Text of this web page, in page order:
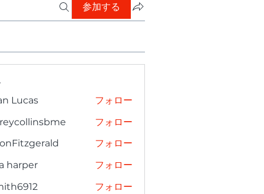
参加する
Lucas フォロー
フォロー
フォロー
harper
フォロー
フォロー